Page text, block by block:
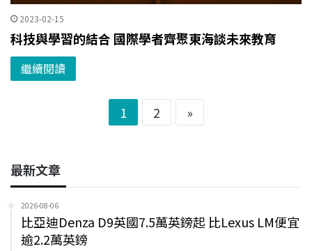
2023-02-15
科技與學習的結合 國際學者齊聚東海談未來教育
繼續閱讀
1 2 »
最新文章
2026-08-06
比亞迪Denza D9英國7.5萬英鎊起 比Lexus LM便宜
逾2.2萬英鎊